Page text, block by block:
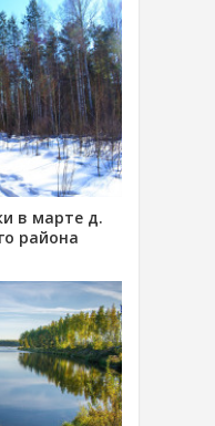
в марте д.
района